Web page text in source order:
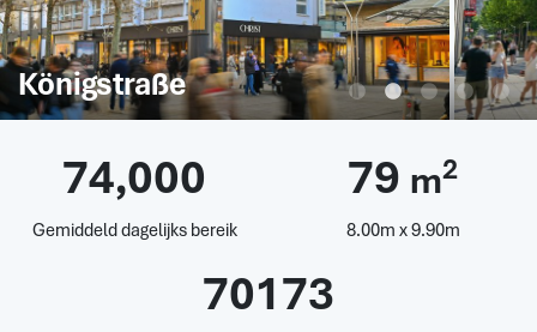
Königstraße
74,000
Gemiddeld dagelijks bereik
79 m2
8.00m x 9.90m
70173